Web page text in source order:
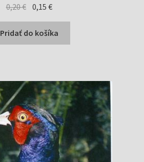
0,20€ Pôvodná
bola:
0,20 €.
0,15€Aktuálna
je:
0,15 €.
Pridať do košíka